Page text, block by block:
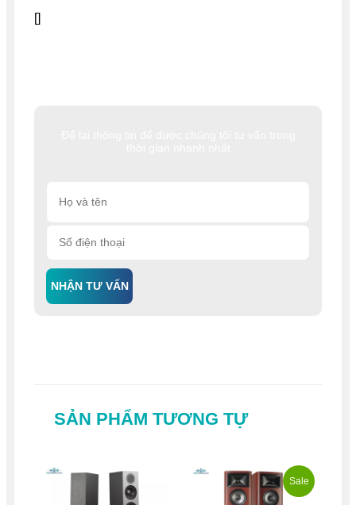
NHẬN TƯ VẤN
[]
SẢN PHẨM TƯƠNG TỰ
Sale